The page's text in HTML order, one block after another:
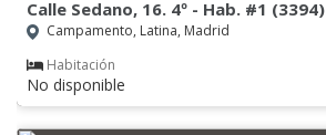
Calle Sedano, 16. 4º - Hab. #1 (3394)
Campamento, Latina, Madrid
Habitación
No disponible